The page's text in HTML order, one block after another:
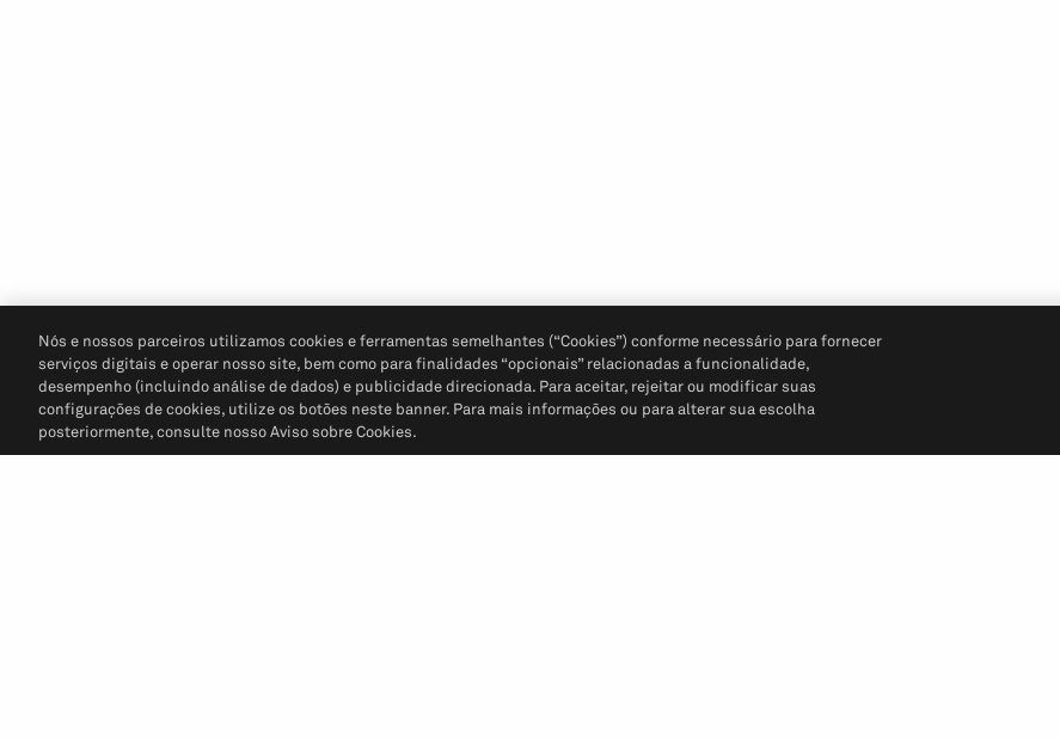
Nós e nossos parceiros utilizamos cookies e ferramentas semelhantes (“Cookies”) conforme necessário para fornecer
serviços digitais e operar nosso site, bem como para finalidades “opcionais” relacionadas a funcionalidade,
desempenho (incluindo análise de dados) e publicidade direcionada. Para aceitar, rejeitar ou modificar suas
configurações de cookies, utilize os botões neste banner. Para mais informações ou para alterar sua escolha
posteriormente, consulte nosso Aviso sobre Cookies.